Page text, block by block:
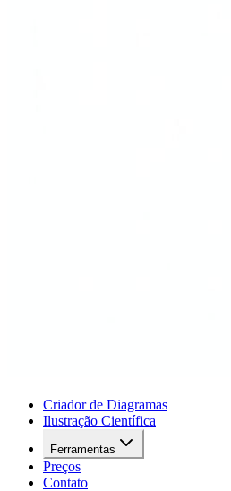
Criador de Diagramas
Ilustração Científica
Ferramentas
Preços
Contato